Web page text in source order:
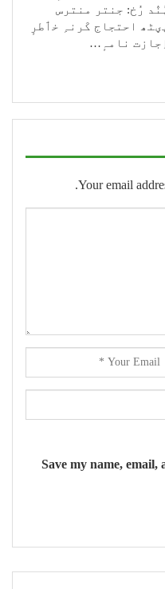
رُخ: جنتر منترس
پؠٹھ احتجاج کَرنہِ خٲطرٕ
اِجازت نامہٕ…
Your email
Save my name,